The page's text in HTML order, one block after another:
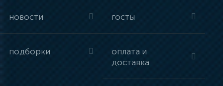
новости госты
подборки
оплата и
доставка